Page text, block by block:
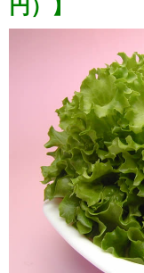
名称
内容量
円）】